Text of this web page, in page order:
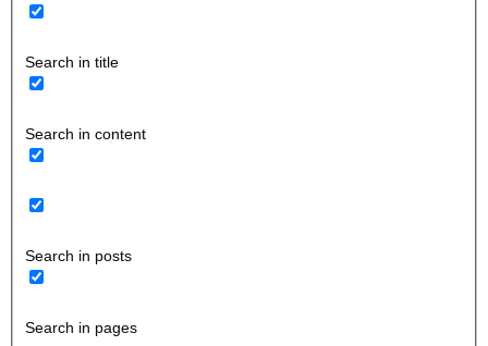
Search in title
Search in content
Search in posts
Search in pages